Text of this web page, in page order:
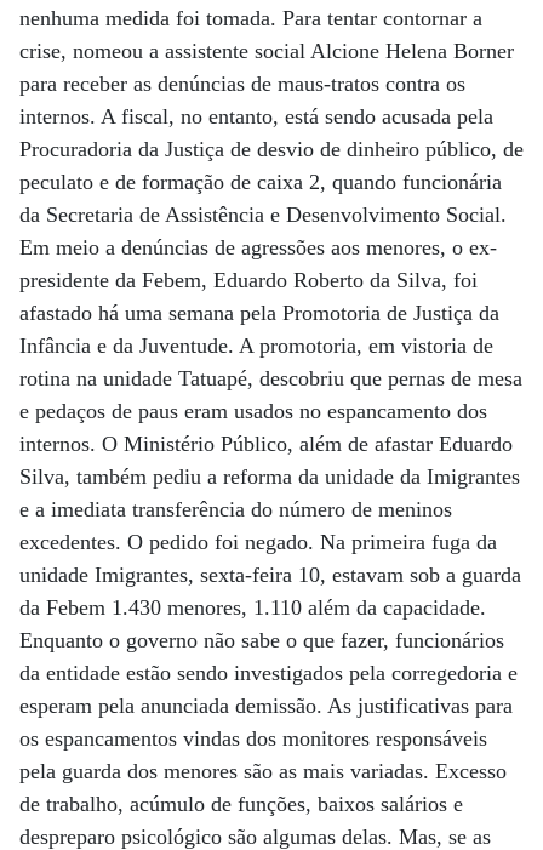
nenhuma medida foi tomada. Para tentar contornar a
crise, nomeou a assistente social Alcione Helena Borner
para receber as denúncias de maus-tratos contra os
internos. A fiscal, no entanto, está sendo acusada pela
Procuradoria da Justiça de desvio de dinheiro público, de
peculato e de formação de caixa 2, quando funcionária
da Secretaria de Assistência e Desenvolvimento Social.
Em meio a denúncias de agressões aos menores, o ex-
presidente da Febem, Eduardo Roberto da Silva, foi
afastado há uma semana pela Promotoria de Justiça da
Infância e da Juventude. A promotoria, em vistoria de
rotina na unidade Tatuapé, descobriu que pernas de mesa
e pedaços de paus eram usados no espancamento dos
internos. O Ministério Público, além de afastar Eduardo
Silva, também pediu a reforma da unidade da Imigrantes
e a imediata transferência do número de meninos
excedentes. O pedido foi negado. Na primeira fuga da
unidade Imigrantes, sexta-feira 10, estavam sob a guarda
da Febem 1.430 menores, 1.110 além da capacidade.
Enquanto o governo não sabe o que fazer, funcionários
da entidade estão sendo investigados pela corregedoria e
esperam pela anunciada demissão. As justificativas para
os espancamentos vindas dos monitores responsáveis
pela guarda dos menores são as mais variadas. Excesso
de trabalho, acúmulo de funções, baixos salários e
despreparo psicológico são algumas delas. Mas, se as